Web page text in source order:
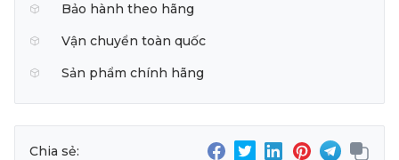
Bảo hành theo hãng
Vận chuyển toàn quốc
Sản phẩm chính hãng
Chia sẻ: